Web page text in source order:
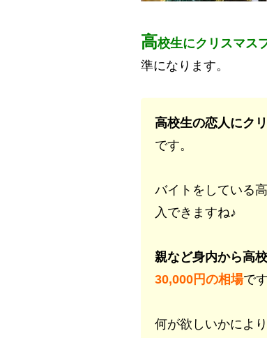
高校生にクリスマス
準になります。
高校生の恋人にク
です。
バイトをしている
入できますね♪
親など身内から高
30,000円の相場です
何が欲しいかによ